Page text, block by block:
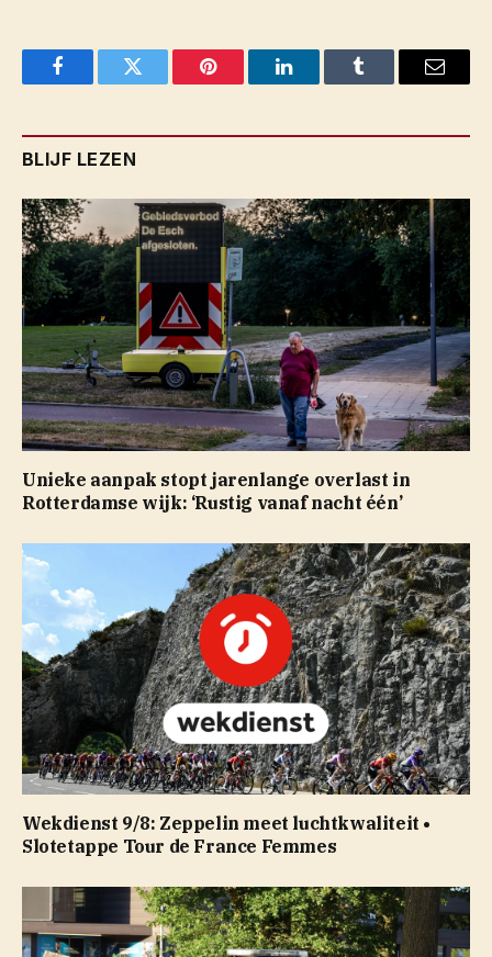
FacebookTwitter Pinterest LinkedInTumblr Email
BLIJF LEZEN
Unieke aanpak stopt jarenlange overlast in
Rotterdamse wijk: ‘Rustig vanaf nacht één’
Wekdienst 9/8: Zeppelin meet luchtkwaliteit •
Slotetappe Tour de France Femmes